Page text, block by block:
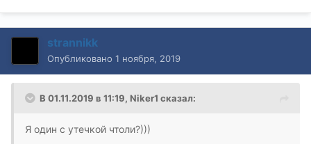
strannikk
Опубликовано 1 ноября, 2019
В 01.11.2019 в 11:19, Niker1 сказал:
Я один с утечкой чтоли?)))